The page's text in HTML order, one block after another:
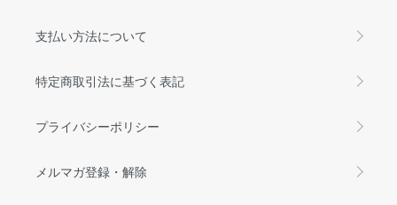
支払い方法について
特定商取引法に基づく表記
プライバシーポリシー
メルマガ登録・解除